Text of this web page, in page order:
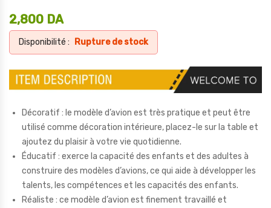
2,800 DA
Disponibilité : Rupture de stock
Décoratif : le modèle d’avion est très pratique et peut être
utilisé comme décoration intérieure, placez-le sur la table et
ajoutez du plaisir à votre vie quotidienne.
Éducatif : exerce la capacité des enfants et des adultes à
construire des modèles d’avions, ce qui aide à développer les
talents, les compétences et les capacités des enfants.
Réaliste : ce modèle d’avion est finement travaillé et